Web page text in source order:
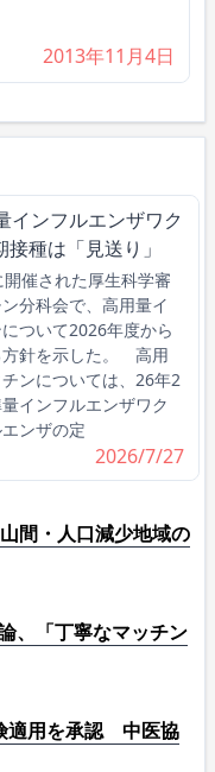
2013年11月4日
インフルエンザワク
種は「見送り」
催された厚生科学審
分科会で、高用量イ
ついて2026年度から
方針を示した。 高用
ンについては、26年2
インフルエンザワク
ンザの定
2026/7/27
間・人口減少地域の
、「丁寧なマッチン
適用を承認 中医協